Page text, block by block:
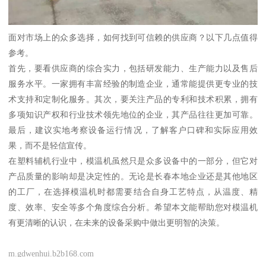
面对市场上的众多选择，如何找到可信赖的供应商？以下几点值得
参考。
首先，要看供应商的综合实力，包括研发能力、生产能力以及售后
服务水平。一家拥有丰富经验的制造企业，通常能提供更专业的技
术支持和定制化服务。其次，要关注产品的专利和技术积累，拥有
多项知识产权和行业技术领先地位的企业，其产品往往更加可靠。
最后，建议实地考察设备运行情况，了解客户口碑和实际应用效
果，而不是轻信宣传。
在塑料辅机行业中，模温机虽然只是众多设备中的一部分，但它对
产品质量的影响却是决定性的。无论是长春本地企业还是其他地区
的工厂，在选择模温机时都需要结合自身工艺特点，从温度、精
度、效率、安全等多个角度综合分析。希望本文能帮助您对模温机
有更清晰的认识，在未来的设备采购中做出更明智的决策。
m.gdwenhui.b2b168.com